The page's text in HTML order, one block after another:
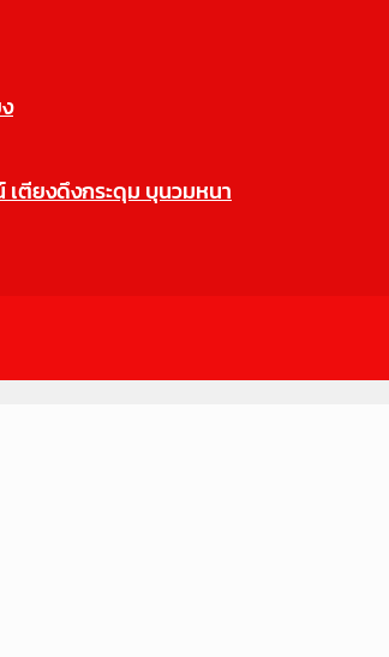
ตียงดึงกระดุม บุนวมหนา